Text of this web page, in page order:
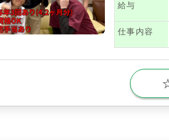
給与
仕事内容